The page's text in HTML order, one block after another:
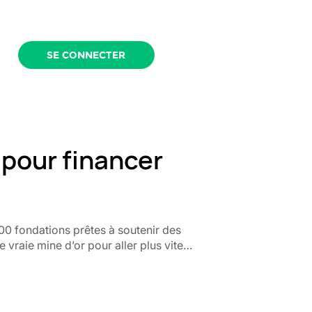
SE CONNECTER
financer
fondations prêtes à soutenir des
vraie mine d’or pour aller plus vite…